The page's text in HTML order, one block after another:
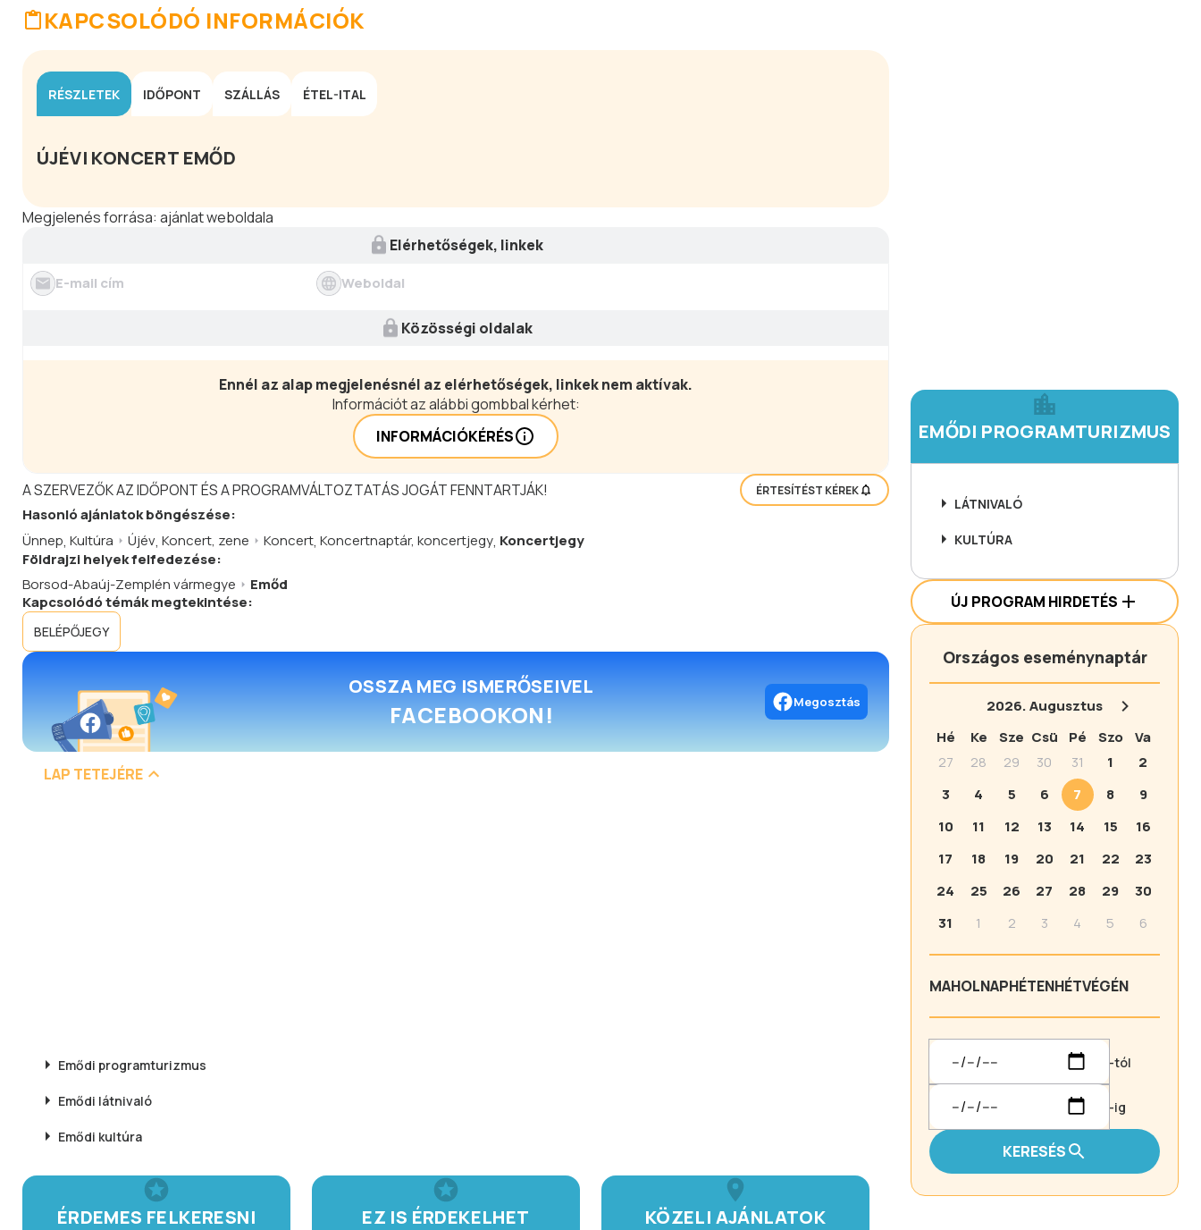
KAPCSOLÓDÓ INFORMÁCIÓK
RÉSZLETEK IDŐPONT SZÁLLÁS ÉTEL-ITAL
ÚJÉVI KONCERT EMŐD
Megjelenés forrása: ajánlat weboldala
Elérhetőségek, linkek
E-mail cím Weboldal
Közösségi oldalak
Ennél az alap megjelenésnél az elérhetőségek, linkek nem aktívak.
Információt az alábbi gombbal kérhet:
INFORMÁCIÓKÉRÉS
A SZERVEZŐK AZ IDŐPONT ÉS A PROGRAMVÁLTOZTATÁS JOGÁT FENNTARTJÁK! ÉRTESÍTÉST KÉREK
Hasonlóajánlatokböngészése:
Ünnep, Kultúra Újév, Koncert, zene Koncert, Koncertnaptár, koncertjegy, Koncertjegy
Földrajzi helyek felfedezése:
Borsod-Abaúj-Zemplén vármegye
Emőd
Kapcsolódó témák megtekintése:
BELÉPŐJEGY
OSSZA MEG ISMERŐSEIVEL
FACEBOOKON! Megosztás
LAP TETEJÉRE
Emődi programturizmus
Emődi látnivaló
Emődi kultúra
ÉRDEMES FELKERESNI EZ IS ÉRDEKELHET KÖZELI AJÁNLATOK
EMŐDI PROGRAMTURIZMUS
LÁTNIVALÓ
KULTÚRA
ÚJ PROGRAM HIRDETÉS
Országos eseménynaptár
2026.Augusztus
Hé
Ke Sze Csü Pé Szo
Va
27
28 29 30 31 1
2
3
4 5 6 7 8
9
10
11 12 13 14 15
16
17
18 19 20 21 22
23
24
25 26 27 28 29
30
31
1 2 3 4 5 6
MAHOLNAPHÉTENHÉTVÉGÉN
-tól
-ig
KERESÉS